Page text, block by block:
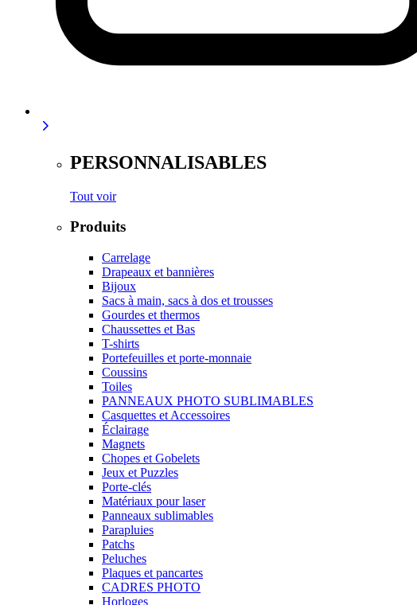
PERSONNALISABLES
Tout voir
Produits
Carrelage
Drapeaux et bannières
Bijoux
Sacs à main, sacs à dos et trousses
Gourdes et thermos
Chaussettes et Bas
T-shirts
Portefeuilles et porte-monnaie
Coussins
Toiles
PANNEAUX PHOTO SUBLIMABLES
Casquettes et Accessoires
Éclairage
Magnets
Chopes et Gobelets
Jeux et Puzzles
Porte-clés
Matériaux pour laser
Panneaux sublimables
Parapluies
Patchs
Peluches
Plaques et pancartes
CADRES PHOTO
Horloges